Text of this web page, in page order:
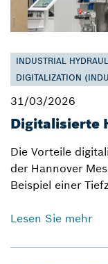
INDUSTRIAL
DIGITALIZATION
31/03/2026
Digitalisierte
Die Vorteile
der Hannover
Beispiel einer
Lesen Sie mehr